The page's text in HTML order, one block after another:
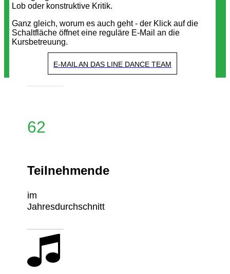
Lob oder konstruktive Kritik.
Ganz gleich, worum es auch geht - der Klick auf die
Schaltfläche öffnet eine reguläre E-Mail an die
Kursbetreuung.
E-MAIL AN DAS LINE DANCE TEAM
62
Teilnehmende
im
Jahresdurchschnitt